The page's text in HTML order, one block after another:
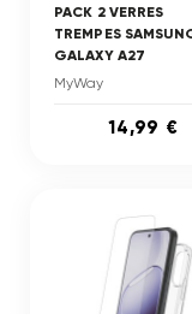
PACK 2 VERRES
TREMPES
GALAXY A27
MyWay
14,99 €